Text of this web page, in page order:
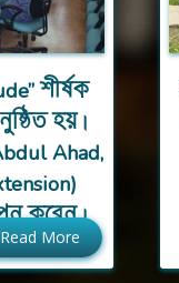
শীর্ষক
হয়।
Ahad,
করেন।
Read More